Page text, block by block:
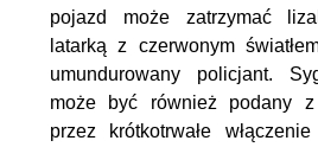
pojazd może zatrzymać
latarką z czerwonym
umundurowany policjant.
może być również podany
przez krótkotrwałe